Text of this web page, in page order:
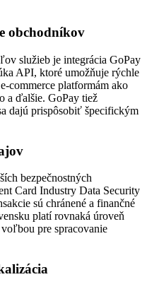
obchodníkov
služieb je integrácia GoPay
API, ktoré umožňuje rýchle
commerce platformám ako
a ďalšie. GoPay tiež
dajú prispôsobiť špecifickým
bezpečnostných
Card Industry Data Security
sú chránené a finančné
platí rovnaká úroveň
pre spracovanie